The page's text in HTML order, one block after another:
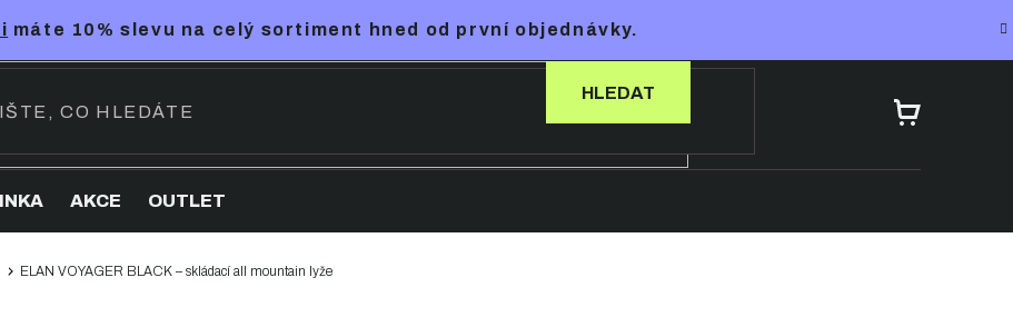
máte 10% slevu na celý sortiment hned od první objednávky.
HLEDAT
NÁKUPNÍ
AKCE OUTLET
ELAN VOYAGER BLACK – skládací all mountain lyže